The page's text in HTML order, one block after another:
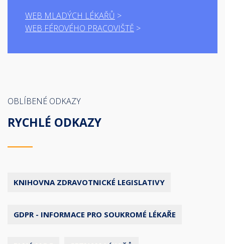
WEB MLADÝCH LÉKAŘŮ
WEB FÉROVÉHO PRACOVIŠTĚ
OBLÍBENÉ ODKAZY
RYCHLÉ ODKAZY
KNIHOVNA ZDRAVOTNICKÉ LEGISLATIVY
GDPR - INFORMACE PRO SOUKROMÉ LÉKAŘE